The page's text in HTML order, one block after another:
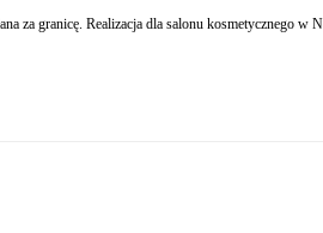
za granicę. Realizacja dla salonu kosmetycznego